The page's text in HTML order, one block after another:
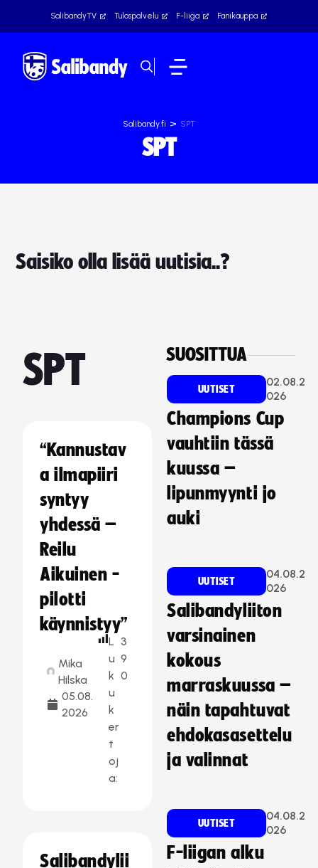
SalibandyTV Tulospalvelu F-liiga Fanikauppa
Salibandy.fi > SPT
SPT
Saisiko olla lisää uutisia..?
SPT
“Kannustav
a ilmapiiri
syntyy
yhdessä –
Reilu
Aikuinen -
pilotti
käynnistyy”
Mika
Hilska
05.08.
2026
L
u
k
u
k
er
t
oj
a:
3
9
0
Salibandylii
SUOSITTUA
UUTISET
02.08.2
026
Champions Cup
vauhtiin tässä
kuussa –
lipunmyynti jo
auki
UUTISET
04.08.2
026
Salibandyliiton
varsinainen
kokous
marraskuussa –
näin tapahtuvat
ehdokasasettelu
ja valinnat
UUTISET
04.08.2
026
F-liigan alku